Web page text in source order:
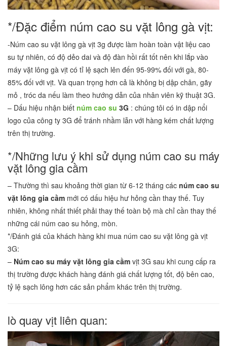
*/Đặc điểm núm cao su vặt lông gà vịt:
-Núm cao su vặt lông gà vịt 3g được làm hoàn toàn vật liệu cao
su tự nhiên, có độ dẻo dai và độ đàn hồi rất tốt nên khi lắp vào
máy vặt lông gà vịt có tỉ lệ sạch lên đến 95-99% đối với gà, 80-
85% đối với vịt. Và quan trọng hơn cả là không bị dập chân, gãy
mỏ , tróc da nếu làm theo hướng dẫn của nhân viên kỹ thuật 3G.
– Dấu hiệu nhận biết núm cao su 3G : chúng tôi có in dập nổi
logo của công ty 3G để tránh nhầm lẫn với hàng kém chất lượng
trên thị trường.
*/Những lưu ý khi sử dụng núm cao su máy
vặt lông gia cầm
– Thường thì sau khoảng thời gian từ 6-12 tháng các núm cao su
vặt lông gia cầm mới có dấu hiệu hư hỏng cần thay thế. Tuy
nhiên, không nhất thiết phải thay thế toàn bộ mà chỉ cần thay thế
những cái núm cao su hỏng, mòn.
*/Đánh giá của khách hàng khi mua núm cao su vặt lông gà vịt
3G:
– Núm cao su máy vặt lông gia cầm vịt 3G sau khi cung cấp ra
thị trường được khách hàng đánh giá chất lượng tốt, độ bên cao,
tỷ lệ sạch lông hơn các sản phẩm khác trên thị trường.
lò quay vịt liên quan: